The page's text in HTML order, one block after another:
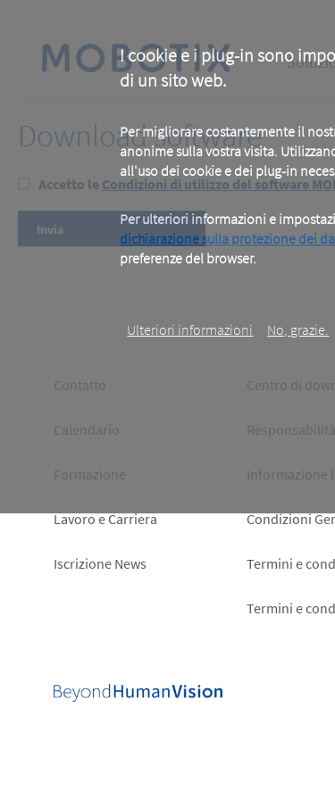
I cookie e i plug-in sono
di un sito web.
Per migliorare costantemente il
anonime sulla vostra visita.
all'uso dei cookie e dei plug-in
Per ulteriori informazioni e
dichiarazione sulla protezione dei
preferenze del browser.
Ulteriori informazioni No, grazie.
content
Main
Download software
Accetto le Condizioni di utilizzo del software
Footer
left
Contatto
Calendario
Formazione
Lavoro e Carriera
Iscrizione News
Footer
right
Centro di
Informazione
Condizioni
Termini e
Termini e